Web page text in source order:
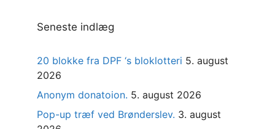
Seneste indlæg
20 blokke fra DPF ‘s bloklotteri 5. august
2026
Anonym donatoion. 5. august 2026
Pop-up træf ved Brønderslev. 3. august